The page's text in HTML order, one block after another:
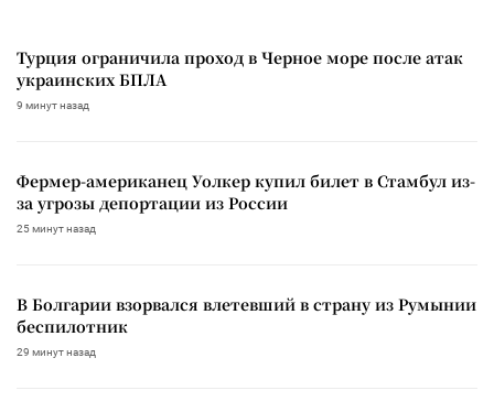
Турция ограничила проход в Черное море после атак
украинских БПЛА
9 минут назад
Фермер-американец Уолкер купил билет в Стамбул из-
за угрозы депортации из России
25 минут назад
В Болгарии взорвался влетевший в страну из Румынии
беспилотник
29 минут назад